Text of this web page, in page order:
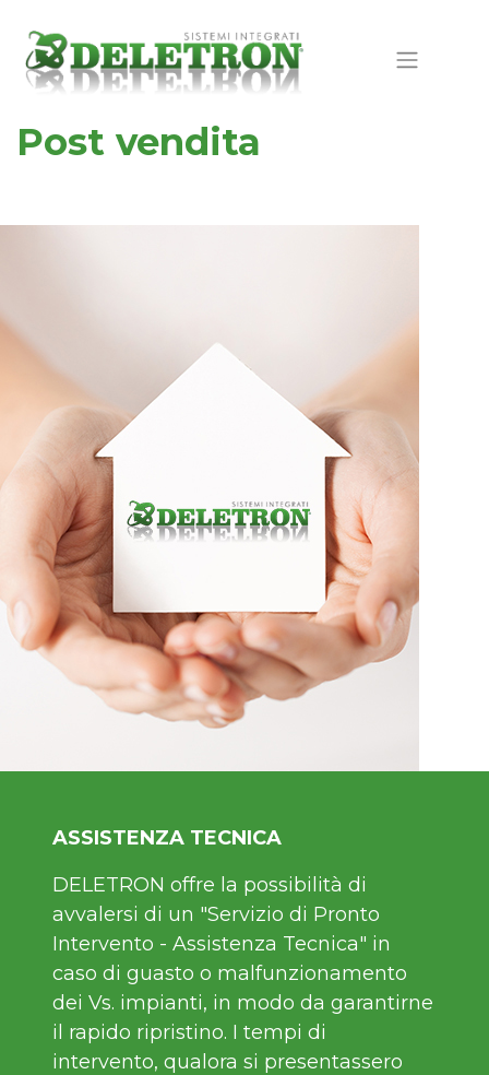
Post vendita
ASSISTENZA TECNICA
DELETRON offre la possibilità di
avvalersi di un "Servizio di Pronto
Intervento - Assistenza Tecnica" in
caso di guasto o malfunzionamento
dei Vs. impianti, in modo da garantirne
il rapido ripristino. I tempi di
intervento, qualora si presentassero